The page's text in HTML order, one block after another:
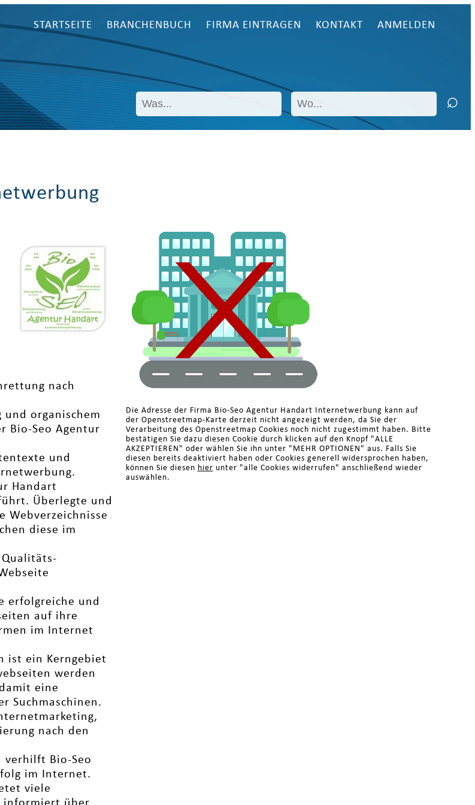
STARTSEITE BRANCHENBUCH FIRMA EINTRAGEN KONTAKT ANMELDEN
nach
organischem
Bio-Seo Agentur
und
Handart
Überlegte und
Webverzeichnisse
diese im
erfolgreiche und
auf ihre
im Internet
ist ein Kerngebiet
werden
eine
Suchmaschinen.
nach den
verhilft Bio-Seo
im Internet.
viele
Die Adresse der Firma Bio-Seo Agentur Handart Internetwerbung kann auf
der Openstreetmap-Karte derzeit nicht angezeigt werden, da Sie der
Verarbeitung des Openstreetmap Cookies noch nicht zugestimmt haben. Bitte
bestätigen Sie dazu diesen Cookie durch klicken auf den Knopf "ALLE
AKZEPTIEREN" oder wählen Sie ihn unter "MEHR OPTIONEN" aus. Falls Sie
diesen bereits deaktiviert haben oder Cookies generell widersprochen haben,
können Sie diesen hier unter "alle Cookies widerrufen" anschließend wieder
auswählen.